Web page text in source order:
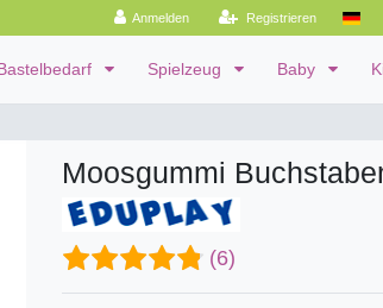
Anmelden Registrieren
Spielzeug Baby
Moosgummi
(6)